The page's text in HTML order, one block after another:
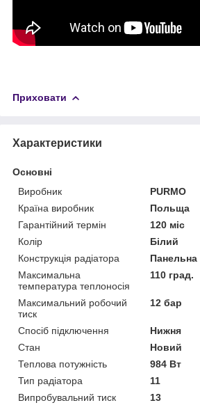
Приховати
Характеристики
Основні
Виробник
PURMO
Країна виробник
Польща
Гарантійний термін
120 міс
Колір
Білий
Конструкція радіатора
Панельна
Максимальна
температура теплоносія
110 град.
Максимальний робочий
тиск
12 бар
Спосіб підключення
Нижня
Стан
Новий
Теплова потужність
984 Вт
Тип радіатора
11
Випробувальний тиск
13